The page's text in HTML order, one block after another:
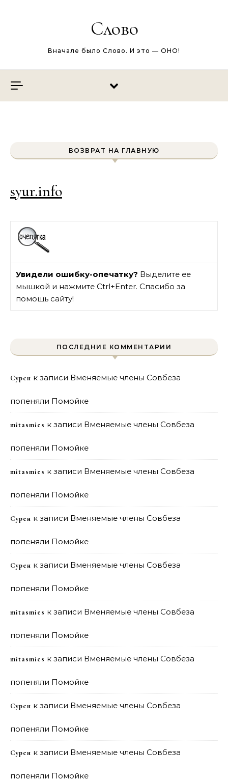
Слово
Вначале было Слово. И это — ОНО!
ВОЗВРАТ НА ГЛАВНУЮ
syur.info
Увидели ошибку-опечатку? Выделите ее
мышкой и нажмите Ctrl+Enter. Спасибо за
помощь сайту!
ПОСЛЕДНИЕ КОММЕНТАРИИ
Сурен к записи Вменяемые члены Совбеза
попеняли Помойке
mitasmies к записи Вменяемые члены Совбеза
попеняли Помойке
mitasmies к записи Вменяемые члены Совбеза
попеняли Помойке
Сурен к записи Вменяемые члены Совбеза
попеняли Помойке
Сурен к записи Вменяемые члены Совбеза
попеняли Помойке
mitasmies к записи Вменяемые члены Совбеза
попеняли Помойке
mitasmies к записи Вменяемые члены Совбеза
попеняли Помойке
Сурен к записи Вменяемые члены Совбеза
попеняли Помойке
Сурен к записи Вменяемые члены Совбеза
попеняли Помойке